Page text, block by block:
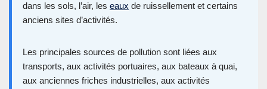
dans les sols, l’air, les eaux de ruissellement et certains
anciens sites d’activités.
Les principales sources de pollution sont liées aux
transports, aux activités portuaires, aux bateaux à quai,
aux anciennes friches industrielles, aux activités